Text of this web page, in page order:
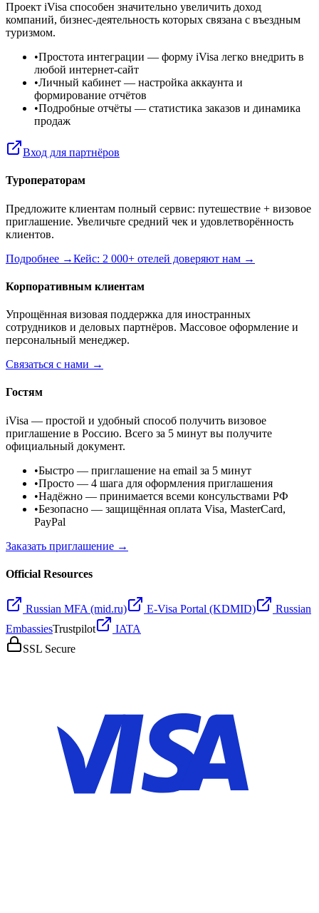
Проект iVisa способен значительно увеличить доход
компаний, бизнес-деятельность которых связана с въездным
туризмом.
•Простота интеграции — форму iVisa легко внедрить в
любой интернет-сайт
•Личный кабинет — настройка аккаунта и
формирование отчётов
•Подробные отчёты — статистика заказов и динамика
продаж
Вход для партнёров
Туроператорам
Предложите клиентам полный сервис: путешествие + визовое
приглашение. Увеличьте средний чек и удовлетворённость
клиентов.
Подробнее →Кейс: 2 000+ отелей доверяют нам →
Корпоративным клиентам
Упрощённая визовая поддержка для иностранных
сотрудников и деловых партнёров. Массовое оформление и
персональный менеджер.
Связаться с нами →
Гостям
iVisa — простой и удобный способ получить визовое
приглашение в Россию. Всего за 5 минут вы получите
официальный документ.
•Быстро — приглашение на email за 5 минут
•Просто — 4 шага для оформления приглашения
•Надёжно — принимается всеми консульствами РФ
•Безопасно — защищённая оплата Visa, MasterCard,
PayPal
Заказать приглашение →
Official Resources
Russian MFA (mid.ru) E-Visa Portal (KDMID)
Russian
EmbassiesTrustpilot
IATA
SSL Secure